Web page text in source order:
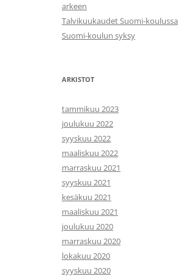
arkeen
Talvikuukaudet Suomi-koulussa
Suomi-koulun syksy
ARKISTOT
tammikuu 2023
joulukuu 2022
syyskuu 2022
maaliskuu 2022
marraskuu 2021
syyskuu 2021
kesäkuu 2021
maaliskuu 2021
joulukuu 2020
marraskuu 2020
lokakuu 2020
syyskuu 2020